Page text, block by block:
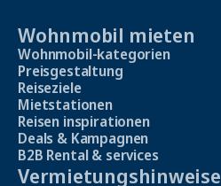
Wohnmobil mieten
Wohnmobil-kategorien
Preisgestaltung
Reiseziele
Mietstationen
Reisen inspirationen
Deals & Kampagnen
B2B Rental & services
Vermietungshinweise